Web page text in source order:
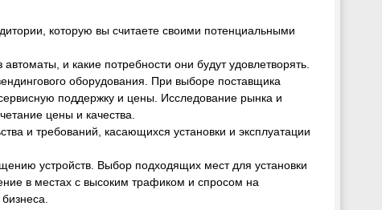
которую вы считаете своими потенциальными
и какие потребности они будут удовлетворять.
оборудования. При выборе поставщика
поддержку и цены. Исследование рынка и
цены и качества.
и требований, касающихся установки и эксплуатации
устройств. Выбор подходящих мест для установки
в местах с высоким трафиком и спросом на